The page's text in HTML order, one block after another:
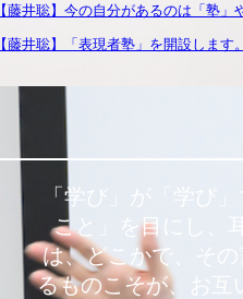
【藤井聡】今の自分があるのは「塾
【藤井聡】「表現者塾」を開設します
「学び」が「学び
こと」を目にし、
は、どこかで、そ
るものこそが、お互